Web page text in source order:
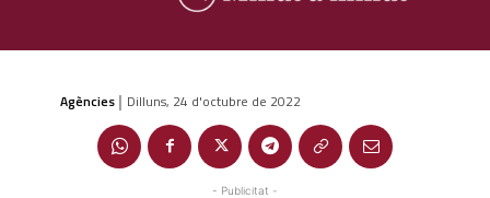
Agències | Dilluns, 24 d'octubre de 2022
- Publicitat -